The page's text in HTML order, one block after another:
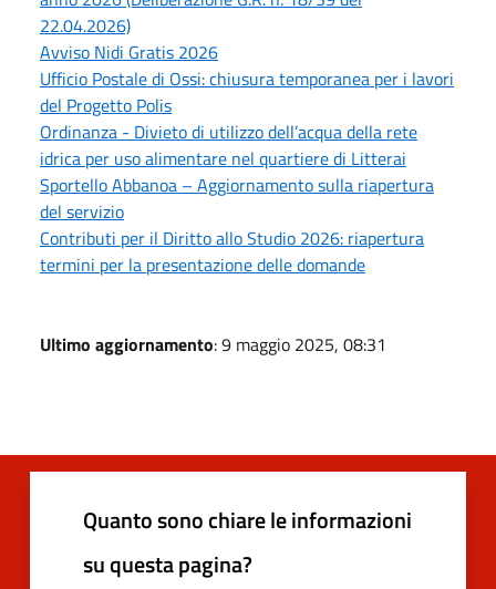
22.04.2026)
Avviso Nidi Gratis 2026
Ufficio Postale di Ossi: chiusura temporanea per i lavori
del Progetto Polis
Ordinanza - Divieto di utilizzo dell’acqua della rete
idrica per uso alimentare nel quartiere di Litterai
Sportello Abbanoa – Aggiornamento sulla riapertura
del servizio
Contributi per il Diritto allo Studio 2026: riapertura
termini per la presentazione delle domande
Ultimo aggiornamento: 9 maggio 2025, 08:31
Quanto sono chiare le informazioni
su questa pagina?